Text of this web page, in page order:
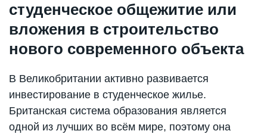
студенческое общежитие или
вложения в строительство
нового современного объекта
В Великобритании активно развивается
инвестирование в студенческое жилье.
Британская система образования является
одной из лучших во всём мире, поэтому она